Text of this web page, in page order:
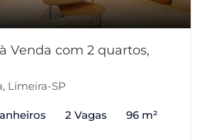
Venda com 2 quartos,
Limeira-SP
2 Vagas 96 m²